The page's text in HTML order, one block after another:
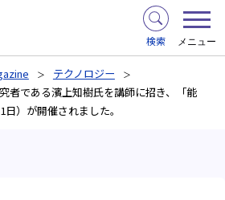
検索 メニュー
テクノロジー
者である濱上知樹氏を講師に招き、「能
）が開催されました。